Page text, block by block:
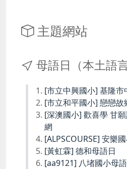
主題網站
母語日（本土語言
[市立中興國小] 基隆
[市立和平國小] 戀戀
[深澳國小] 歡喜學 甘
網
[ALPSCOURSE] 安樂
[黃虹霖] 德和母語日
[aa9121] 八堵國小母